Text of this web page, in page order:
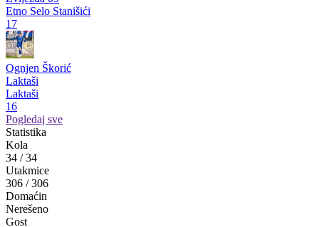
Laktaši
Laktaši
26
Miloš Perović
Krupa
Krupa na Vrbasu
17
Nemanja Kojić
Modriča
Modriča
17